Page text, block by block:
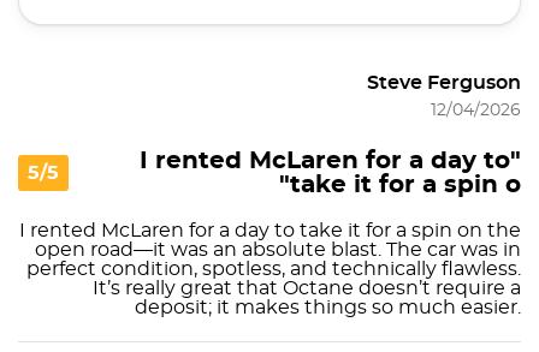
Steve Ferguson
12/04/2026
5/5
"I rented McLaren for a day to
take it for a spin o"
I rented McLaren for a day to take it for a spin on the
open road—it was an absolute blast. The car was in
perfect condition, spotless, and technically flawless.
It’s really great that Octane doesn’t require a
deposit; it makes things so much easier.